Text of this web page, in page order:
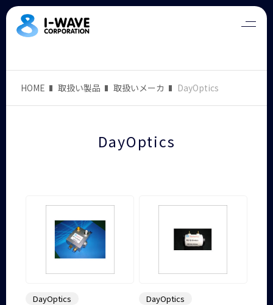
HOME 取扱い製品 取扱いメーカ DayOptics
DayOptics
DayOptics DayOptics